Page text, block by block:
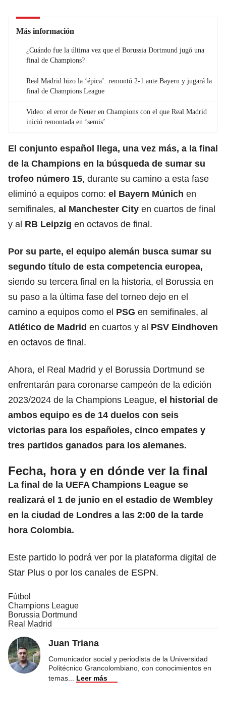
Más información
¿Cuándo fue la última vez que el Borussia Dortmund jugó una
final de Champions?
Real Madrid hizo la ‘épica’: remontó 2-1 ante Bayern y jugará la
final de Champions League
Video: el error de Neuer en Champions con el que Real Madrid
inició remontada en ‘semis’
El conjunto español llega, una vez más, a la final
de la Champions en la búsqueda de sumar su
trofeo número 15, durante su camino a esta fase
eliminó a equipos como: el Bayern Múnich en
semifinales, al Manchester City en cuartos de final
y al RB Leipzig en octavos de final.
Por su parte, el equipo alemán busca sumar su
segundo título de esta competencia europea,
siendo su tercera final en la historia, el Borussia en
su paso a la última fase del torneo dejo en el
camino a equipos como el PSG en semifinales, al
Atlético de Madrid en cuartos y al PSV Eindhoven
en octavos de final.
Ahora, el Real Madrid y el Borussia Dortmund se
enfrentarán para coronarse campeón de la edición
2023/2024 de la Champions League, el historial de
ambos equipo es de 14 duelos con seis
victorias para los españoles, cinco empates y
tres partidos ganados para los alemanes.
Fecha, hora y en dónde ver la final
La final de la UEFA Champions League se
realizará el 1 de junio en el estadio de Wembley
en la ciudad de Londres a las 2:00 de la tarde
hora Colombia.
Este partido lo podrá ver por la plataforma digital de
Star Plus o por los canales de ESPN.
Fútbol
Champions League
Borussia Dortmund
Real Madrid
Juan Triana
Comunicador social y periodista de la Universidad
Politécnico Grancolombiano, con conocimientos en
temas
Leer más